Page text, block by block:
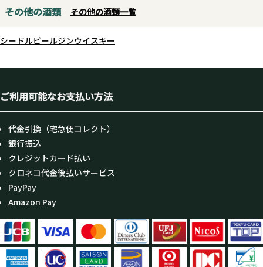
その他の酒類 その他の酒類一覧
シードルビールジンウイスキー
ご利用可能なお支払い方法
代金引換（宅急便コレクト）
銀行振込
クレジットカード払い
クロネコ代金後払いサービス
PayPay
Amazon Pay